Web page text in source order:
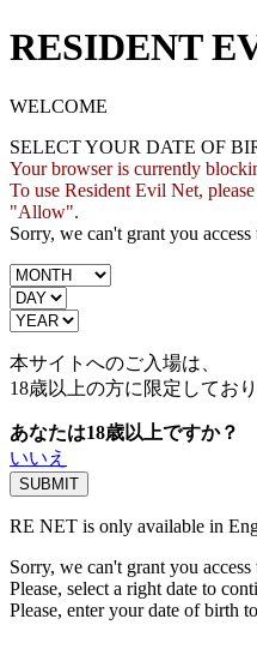
RESIDENT
WELCOME
SELECT YOUR DATE OF
Your browser is currently
To use Resident Evil Net,
"Allow".
Sorry, we can't grant you
本サイトへのご入場は、
18歳以上の方に限定しており
あなたは18歳以上ですか？
いいえ
RE NET is only available in
Sorry, we can't grant you
Please, select a right date to
Please, enter your date of birth